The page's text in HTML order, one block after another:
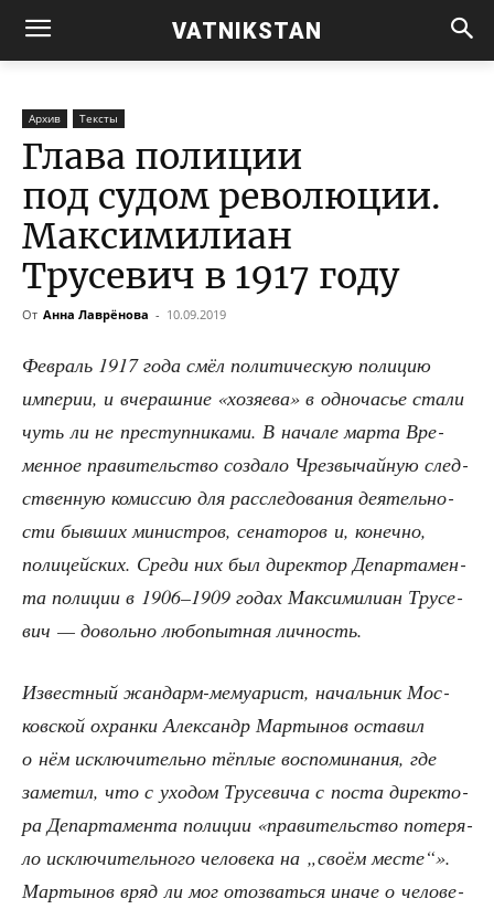
VATNIKSTAN
Архив Тексты
Глава полиции
под судом революции.
Максимилиан
Трусевич в 1917 году
От Анна Лаврёнова - 10.09.2019
Фев­раль 1917 года смёл поли­ти­че­скую поли­цию
импе­рии, и вче­раш­ние «хозя­е­ва» в одно­ча­сье ста­ли
чуть ли не пре­ступ­ни­ка­ми. В нача­ле мар­та Вре­
мен­ное пра­ви­тель­ство созда­ло Чрез­вы­чай­ную след­
ствен­ную комис­сию для рас­сле­до­ва­ния дея­тель­но­
сти быв­ших мини­стров, сена­то­ров и, конеч­но,
поли­цей­ских. Сре­ди них был дирек­тор Депар­та­мен­
та поли­ции в 1906–1909 годах Мак­си­ми­ли­ан Тру­се­
вич — доволь­но любо­пыт­ная личность.
Извест­ный жан­дарм-мему­а­рист, началь­ник Мос­
ков­ской охран­ки Алек­сандр Мар­ты­нов оста­вил
о нём исклю­чи­тель­но тёп­лые вос­по­ми­на­ния, где
заме­тил, что с ухо­дом Тру­се­ви­ча с поста дирек­то­
ра Депар­та­мен­та поли­ции «пра­ви­тель­ство поте­ря­
ло исклю­чи­тель­но­го чело­ве­ка на „сво­ём месте“».
Мар­ты­нов вряд ли мог ото­звать­ся ина­че о чело­ве­